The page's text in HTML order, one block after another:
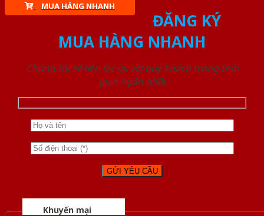
MUA HÀNG NHANH
ĐĂNG KÝ
MUA HÀNG NHANH
Chúng tôi sẽ liên lạc lại với quý khách trong thời
gian ngắn nhất
Khuyến mại